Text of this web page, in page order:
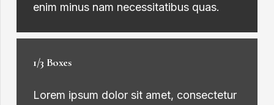
enim minus nam necessitatibus quas.
1/3 Boxes
Lorem ipsum dolor sit amet, consectetur